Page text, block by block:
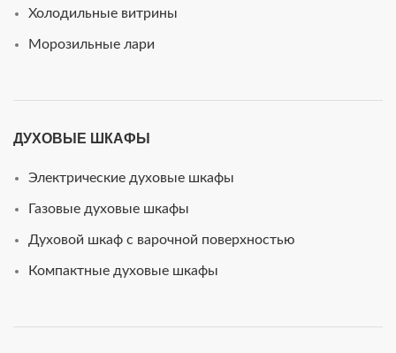
Холодильные витрины
Морозильные лари
ДУХОВЫЕ ШКАФЫ
Электрические духовые шкафы
Газовые духовые шкафы
Духовой шкаф с варочной поверхностью
Компактные духовые шкафы